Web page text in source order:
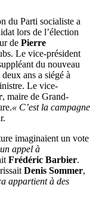
du Parti socialiste a
lors de l’élection
de Pierre
Le vice-président
du nouveau
ans a siégé à
Le vice-
, maire de Grand-
« C’est la campagne
imaginaient un vote
appel à
Frédéric Barbier.
Denis Sommer,
appartient à des